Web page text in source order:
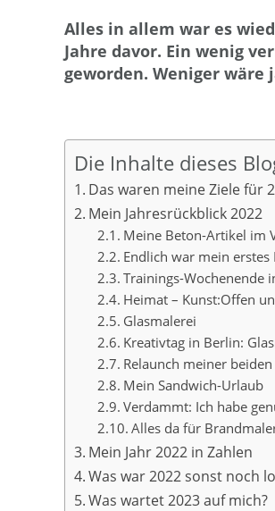
Alles in allem war es
Jahre davor. Ein wenig
geworden. Weniger
Die Inhalte dieses
Das waren meine Ziele für
Mein Jahresrückblick 2022
Meine Beton-Artikel im
Endlich war mein erstes
Trainings-Wochenende
Heimat – Kunst:Offen
Glasmalerei
Kreativtag in Berlin:
Relaunch meiner
Mein Sandwich-Urlaub
Verdammt: Ich habe
Alles da für
Mein Jahr 2022 in Zahlen
Was war 2022 sonst noch
Was wartet 2023 auf mich?